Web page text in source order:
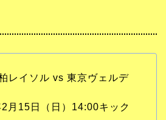
レイソル vs 東京ヴェルデ
月15日（日）14:00キック